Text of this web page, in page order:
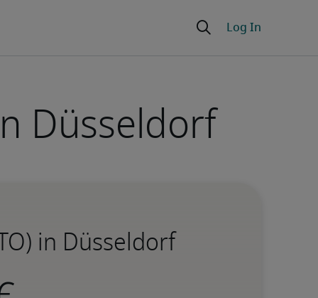
Düsseldorf
in Düsseldorf